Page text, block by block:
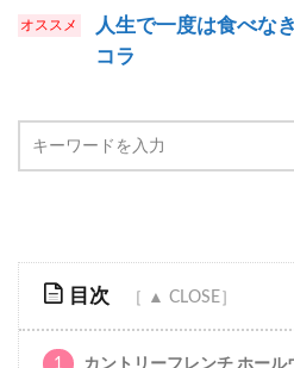
人生で一度は食べな
コラ
目次
1 カントリーフレンチ ホール